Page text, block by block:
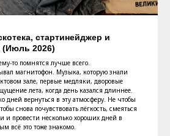
стартинейджер и
(Июль 2026)
то помнятся лучше всего.
магнитофон. Музыка, которую знали
зале, первые медляки, дворовые
лета, когда день казался длиннее.
дней вернуться в эту атмосферу. Не чтобы
снова почувствовать лёгкость, смеяться
провести несколько хороших дней в
всё это тоже знакомо.